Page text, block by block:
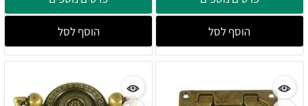
הוסף לסל הוסף לסל